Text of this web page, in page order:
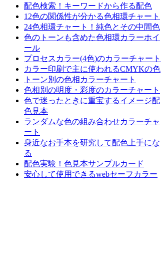
配色検索！キーワードから作る配色
12色の関係性が分かる色相環チャート
24色相環チャート！純色とその中間色
色のトーンも含めた色相環カラーホイ
ール
プロセスカラー(4色)のカラーチャート
カラー印刷で主に使われるCMYKの色
トーン別の色相カラーチャート
色相別の明度・彩度のカラーチャート
色で迷ったときに重宝するイメージ配
色見本
ランダムな色の組み合わせカラーチャ
ート
身近なお手本を研究して配色上手にな
る
配色実験！色見本サンプルカード
安心して使用できるwebセーフカラー